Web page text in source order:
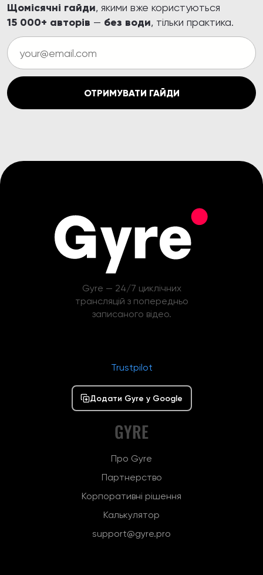
Щомісячні гайди, якими вже користуються
15 000+ авторів — без води, тільки практика.
ОТРИМУВАТИ ГАЙДИ
Gyre — 24/7 циклічних
трансляцій з попередньо
записаного відео.
Trustpilot
Додати Gyre у Google
GYRE
Про Gyre
Партнерство
Корпоративні рішення
Калькулятор
support@gyre.pro